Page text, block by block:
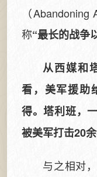
（
称“最长的战争
从西媒和
看，美军援助
得。塔利班，
被美军打击20
与之相对，